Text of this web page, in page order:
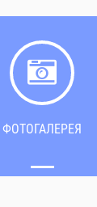
ФОТОГАЛЕРЕЯ